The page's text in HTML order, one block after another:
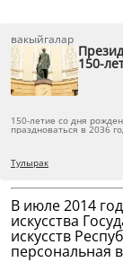
вакыйгалар
150-
150-летие со дня
праздноваться в 2036
Тулырак
В июле 2014
искусства
искусств
персональная